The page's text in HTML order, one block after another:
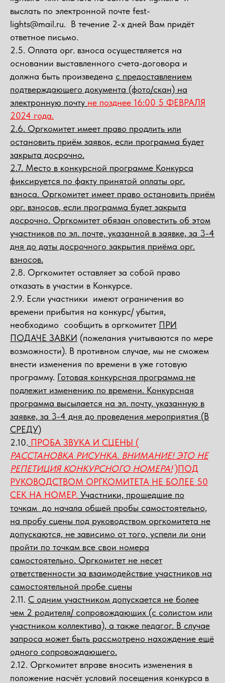
выслать по электронной почте fest-
lights@mail.ru. В течение 2-х дней Вам придёт
ответное письмо.
2.5. Оплата орг. взноса осуществляется на
основании выставленного счета-договора и
должна быть произведена с предоставлением
подтверждающего документа (фото/скан) на
электронную почту не позднее 16:00 5 ФЕВРАЛЯ
2024 года.
2.6. Оргкомитет имеет право продлить или
остановить приём заявок, если программа будет
закрыта досрочно.
2.7. Место в конкурсной программе Конкурса
фиксируется по факту принятой оплаты орг.
взноса. Оргкомитет имеет право остановить приём
орг. взносов, если программа будет закрыта
досрочно. Оргкомитет обязан оповестить об этом
участников по эл. почте, указанной в заявке, за 3-4
дня до даты досрочного закрытия приёма орг.
взносов.
2.8. Оргкомитет оставляет за собой право
отказать в участии в Конкурсе.
2.9. Если участники имеют ограничения во
времени прибытия на конкурс/ убытия,
необходимо сообщить в оргкомитет ПРИ
ПОДАЧЕ ЗАВКИ (пожелания учитываются по мере
возможности). В противном случае, мы не сможем
внести изменения по времени в уже готовую
программу. Готовая конкурсная программа не
подлежит изменению по времени. Конкурсная
программа высылается на эл. почту, указанную в
заявке, за 3-4 дня до проведения мероприятия (В
СРЕДУ)
2.10. ПРОБА ЗВУКА И СЦЕНЫ (
РАССТАНОВКА РИСУНКА. ВНИМАНИЕ! ЭТО НЕ
РЕПЕТИЦИЯ КОНКУРСНОГО НОМЕРА! )ПОД
РУКОВОДСТВОМ ОРГКОМИТЕТА НЕ БОЛЕЕ 50
СЕК НА НОМЕР. Участники, прошедшие по
точкам до начала общей пробы самостоятельно,
на пробу сцены под руководством оргкомитета не
допускаются, не зависимо от того, успели ли они
пройти по точкам все свои номера
самостоятельно. Оргкомитет не несет
ответственности за взаимодействие участников на
самостоятельной пробе сцены
2.11. С одним участником допускается не более
чем 2 родителя/ сопровождающих (с солистом или
участником коллектива), а также педагог. В случае
запроса может быть рассмотрено нахождение ещё
одного сопровождающего.
2.12. Оргкомитет вправе вносить изменения в
положение насчёт условий посещения конкурса в